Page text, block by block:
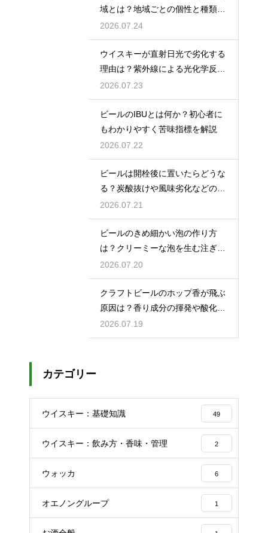
域とは？地域ごとの個性と種類を
解説
2026.07.24
ウイスキーが直射日光で劣化する
理由は？紫外線による光化学反応
で風味が損なわれるため
2026.07.23
ビールのIBUとは何か？初心者に
もわかりやすく苦味指標を解説
2026.07.22
ビールは開栓後に置いたらどうな
る？炭酸抜けや風味劣化などの影
響を解説
2026.07.21
ビールのきめ細かい泡の作り方
は？クリーミーな泡を生む注ぎ方
のコツ
2026.07.20
クラフトビールのホップ香が飛ぶ
原因は？香り成分の揮発や酸化で
失われる理由を解説
2026.07.19
カテゴリー
ウイスキー：基礎知識 49
ウイスキー：飲み方・香味・管理 2
ウォッカ 6
オエノングループ 1